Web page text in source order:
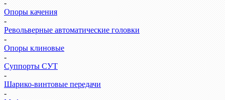
-
Опоры качения
-
Револьверные автоматические головки
-
Опоры клиновые
-
Суппорты СУТ
-
Шарико-винтовые передачи
-